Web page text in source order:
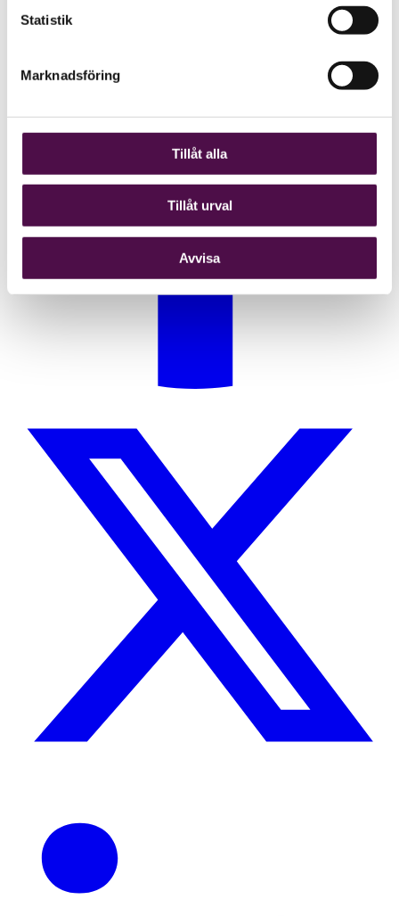
Statistik
Marknadsföring
Tillåt alla
Tillåt urval
Avvisa